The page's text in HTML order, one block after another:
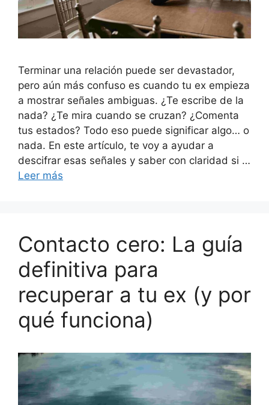
Terminar una relación puede ser devastador,
pero aún más confuso es cuando tu ex empieza
a mostrar señales ambiguas. ¿Te escribe de la
nada? ¿Te mira cuando se cruzan? ¿Comenta
tus estados? Todo eso puede significar algo… o
nada. En este artículo, te voy a ayudar a
descifrar esas señales y saber con claridad si …
Leer más
Contacto cero: La guía
definitiva para
recuperar a tu ex (y por
qué funciona)